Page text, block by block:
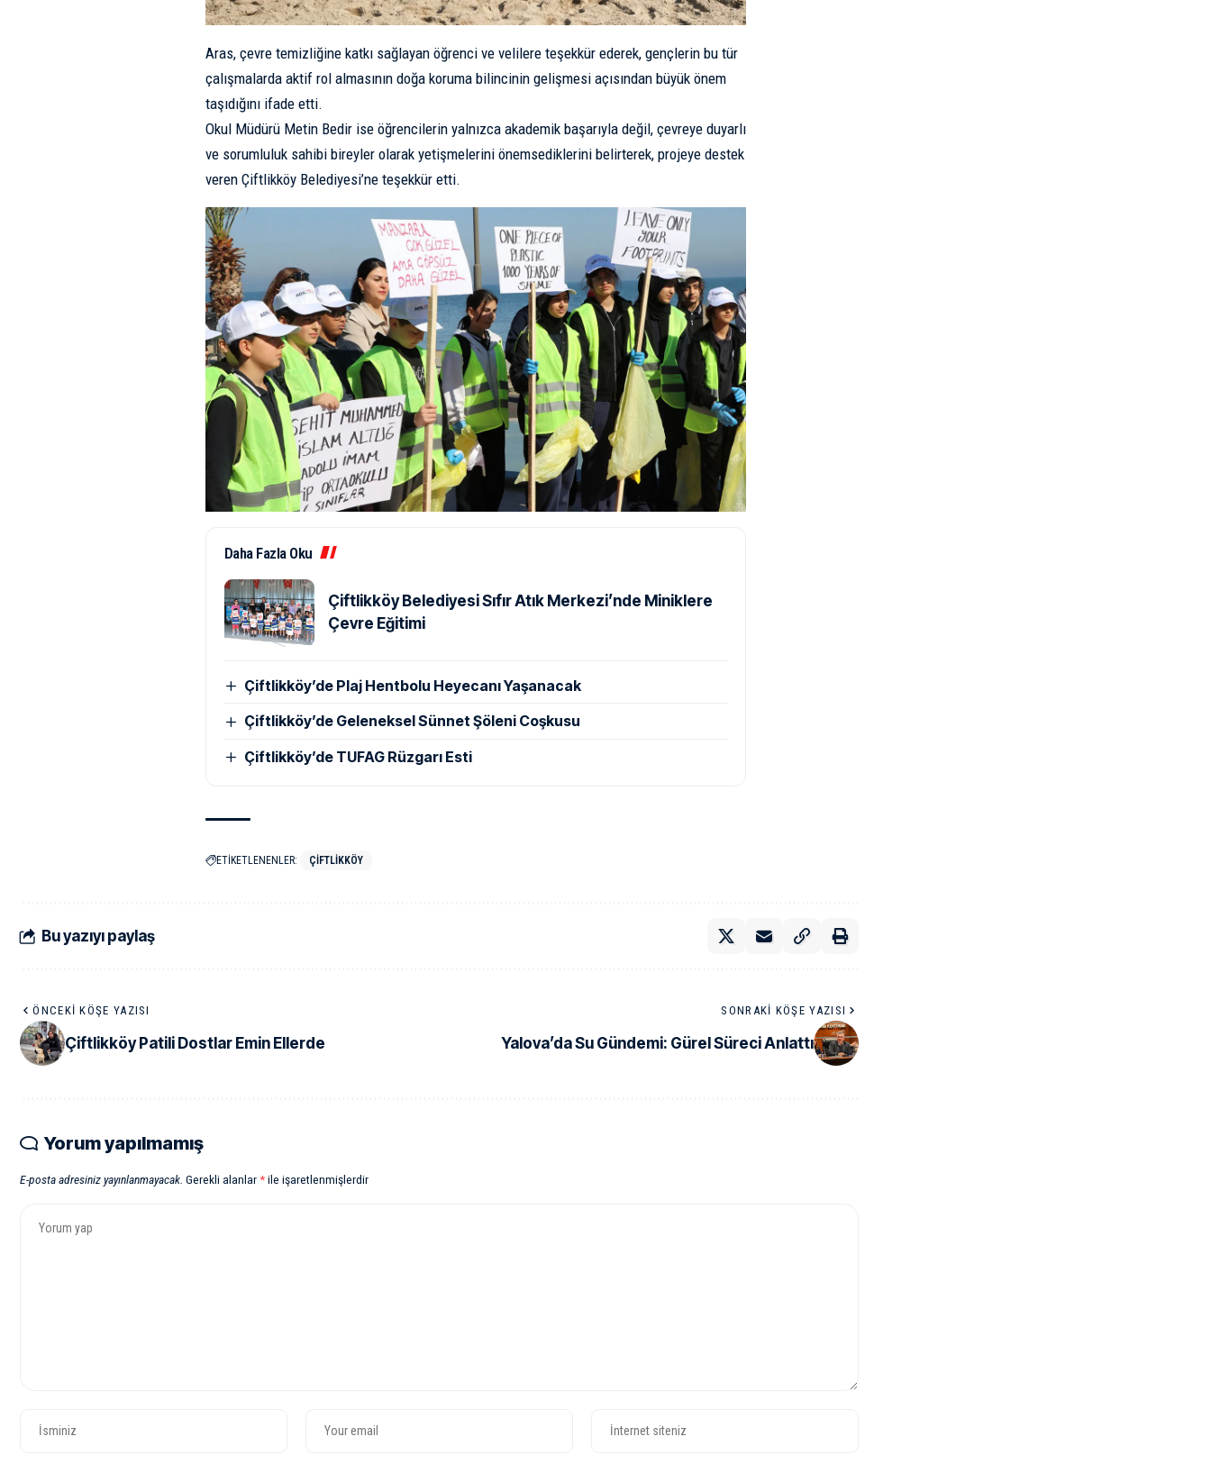
Aras, çevre temizliğine katkı sağlayan öğrenci ve velilere teşekkür ederek, gençlerin bu tür
çalışmalarda aktif rol almasının doğa koruma bilincinin gelişmesi açısından büyük önem
taşıdığını ifade etti.
Okul Müdürü Metin Bedir ise öğrencilerin yalnızca akademik başarıyla değil, çevreye duyarlı
ve sorumluluk sahibi bireyler olarak yetişmelerini önemsediklerini belirterek, projeye destek
veren Çiftlikköy Belediyesi’ne teşekkür etti.
Daha Fazla Oku
Çiftlikköy Belediyesi Sıfır Atık Merkezi’nde Miniklere
Çevre Eğitimi
Çiftlikköy’de Plaj Hentbolu Heyecanı Yaşanacak
Çiftlikköy’de Geleneksel Sünnet Şöleni Coşkusu
Çiftlikköy’de TUFAG Rüzgarı Esti
ETİKETLENENLER: ÇIFTLIKKÖY
Bu yazıyı paylaş
ÖNCEKI KÖŞE YAZISI
Çiftlikköy Patili Dostlar Emin Ellerde
SONRAKI KÖŞE YAZISI
Yalova’da Su Gündemi: Gürel Süreci Anlattı
Yorum yapılmamış
E-posta adresiniz yayınlanmayacak. Gerekli alanlar*ile işaretlenmişlerdir